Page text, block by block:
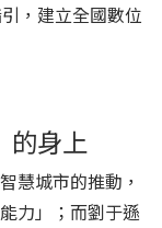
，建立全國數位
的身上
慧城市的推動，
力」；而劉于遜